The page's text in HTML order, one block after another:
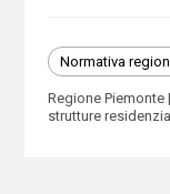
Normativa
Regione Piemonte
strutture